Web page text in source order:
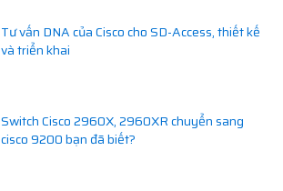
Tư vấn DNA của Cisco cho SD-Access, thiết kế
và triển khai
Switch Cisco 2960X, 2960XR chuyển sang
cisco 9200 bạn đã biết?